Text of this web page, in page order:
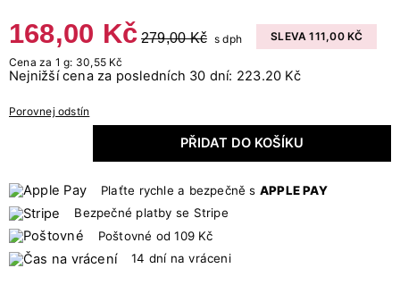
168,00 Kč 279,00 Kč s dph
SLEVA 111,00 KČ
Cena za 1 g: 30,55 Kč
Nejnižší cena za posledních 30 dní: 223.20 Kč
Porovnej odstín
PŘIDAT DO KOŠÍKU
Plaťte rychle a bezpečně s APPLE PAY
Bezpečné platby se Stripe
Poštovné od 109 Kč
14 dní na vráceni